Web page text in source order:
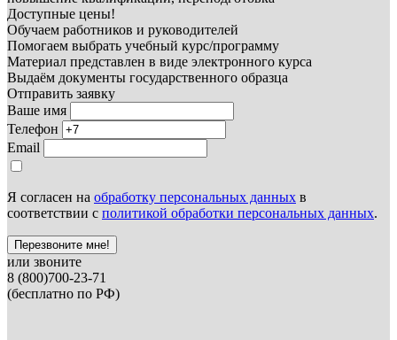
Доступные цены!
Обучаем работников и руководителей
Помогаем выбрать учебный курс/программу
Материал представлен в виде электронного курса
Выдаём документы государственного образца
Отправить заявку
Ваше имя
Телефон
Email
Я согласен на обработку персональных данных в
соответствии с политикой обработки персональных данных.
Перезвоните мне!
или звоните
8 (800)700-23-71
(бесплатно по РФ)